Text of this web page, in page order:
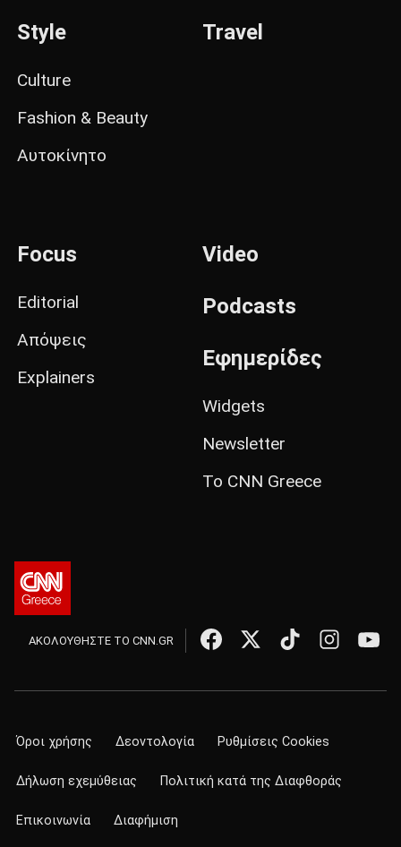
Style
Culture
Fashion & Beauty
Αυτοκίνητο
Travel
Focus
Editorial
Απόψεις
Explainers
Video
Podcasts
Εφημερίδες
Widgets
Newsletter
Το CNN Greece
ΑΚΟΛΟΥΘΗΣΤΕ ΤΟ CNN.GR
Όροι χρήσης Δεοντολογία Ρυθμίσεις Cookies
Δήλωση εχεμύθειας Πολιτική κατά της Διαφθοράς
Επικοινωνία Διαφήμιση